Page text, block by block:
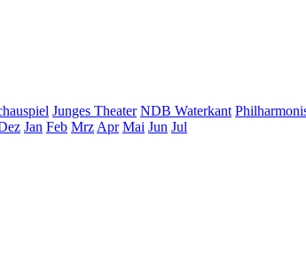
Junges Theater NDB Waterkant
Jan Feb Mrz Apr Mai Jun Jul